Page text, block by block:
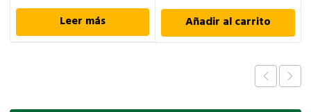
Leer más Añadir al carrito